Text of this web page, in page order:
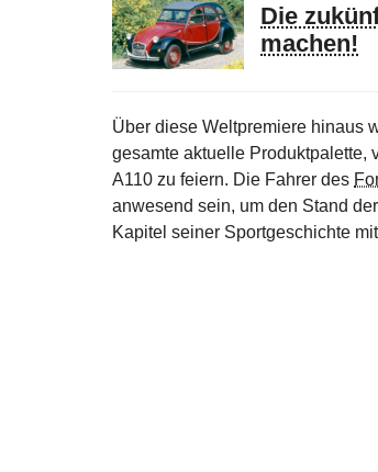
Die
machen!
Über diese Weltpremiere hinaus
gesamte aktuelle Produktpalette,
A110 zu feiern. Die Fahrer des
anwesend sein, um den Stand
Kapitel seiner Sportgeschichte